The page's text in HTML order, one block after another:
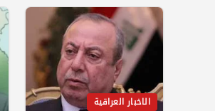
الاخبار العراقية